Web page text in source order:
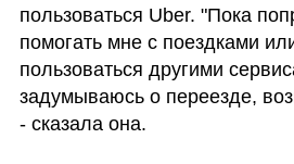
пользоваться Uber. "Пока
помогать мне с поездками
пользоваться другими
задумываюсь о переезде,
- сказала она.